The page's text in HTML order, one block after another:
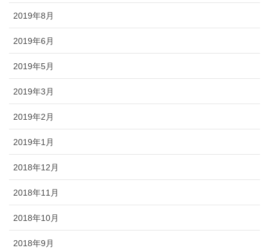
2019年8月
2019年6月
2019年5月
2019年3月
2019年2月
2019年1月
2018年12月
2018年11月
2018年10月
2018年9月